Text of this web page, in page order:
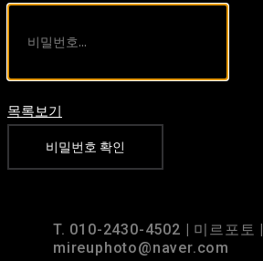
목록보기
비밀번호 확인
T. 010-2430-4502 | 미르포토 |
mireuphoto@naver.com